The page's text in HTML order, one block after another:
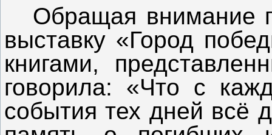
Обращая внимание
выставку «Город
книгами,
говорила: «Что с
события тех дней всё